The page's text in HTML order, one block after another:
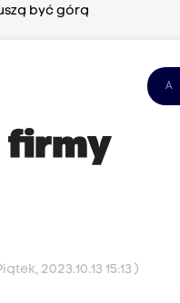
być górą
A
firmy
2023.10.13 15:13 )